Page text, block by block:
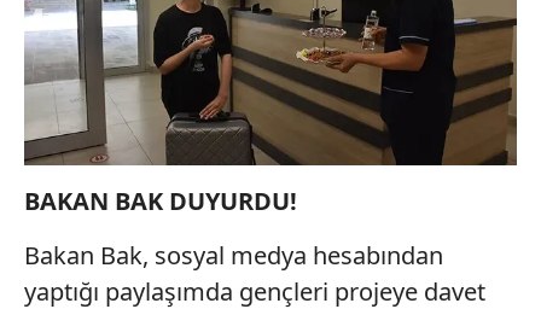
BAKAN BAK DUYURDU!
Bakan Bak, sosyal medya hesabından
yaptığı paylaşımda gençleri projeye davet